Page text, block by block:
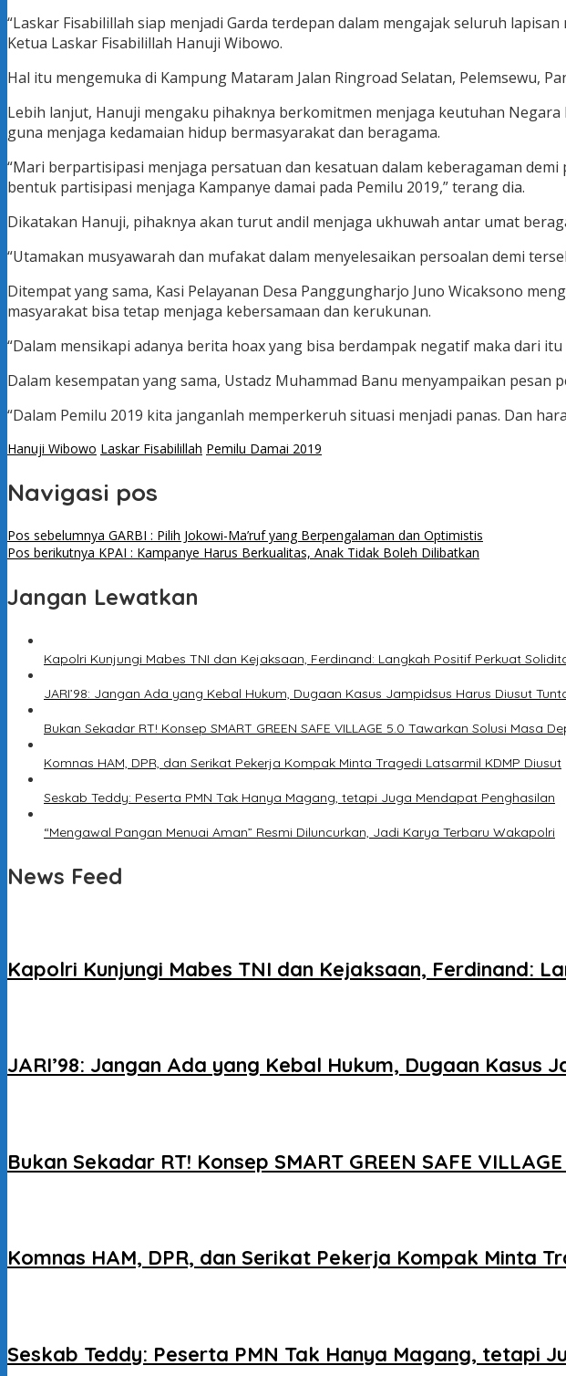
“Laskar Fisabilillah siap menjadi Garda terdepan dalam mengajak seluruh
Ketua Laskar Fisabilillah Hanuji Wibowo.
Hal itu mengemuka di Kampung Mataram Jalan Ringroad Selatan, Pelemsewu,
Lebih lanjut, Hanuji mengaku pihaknya berkomitmen menjaga keutuhan
guna menjaga kedamaian hidup bermasyarakat dan beragama.
“Mari berpartisipasi menjaga persatuan dan kesatuan dalam keberagaman
bentuk partisipasi menjaga Kampanye damai pada Pemilu 2019,” terang dia.
Dikatakan Hanuji, pihaknya akan turut andil menjaga ukhuwah antar umat
“Utamakan musyawarah dan mufakat dalam menyelesaikan persoalan demi
Ditempat yang sama, Kasi Pelayanan Desa Panggungharjo Juno Wicaksono
masyarakat bisa tetap menjaga kebersamaan dan kerukunan.
“Dalam mensikapi adanya berita hoax yang bisa berdampak negatif maka dari
Dalam kesempatan yang sama, Ustadz Muhammad Banu menyampaikan
“Dalam Pemilu 2019 kita janganlah memperkeruh situasi menjadi panas. Dan
Hanuji Wibowo Laskar Fisabilillah Pemilu Damai 2019
Navigasi pos
Pos sebelumnya GARBI : Pilih Jokowi-Ma’ruf yang Berpengalaman dan Optimistis
Pos berikutnya KPAI : Kampanye Harus Berkualitas, Anak Tidak Boleh Dilibatkan
Jangan Lewatkan
Kapolri Kunjungi Mabes TNI dan Kejaksaan, Ferdinand: Langkah Positif Perkuat
JARI’98: Jangan Ada yang Kebal Hukum, Dugaan Kasus Jampidsus Harus Diusut
Bukan Sekadar RT! Konsep SMART GREEN SAFE VILLAGE 5.0 Tawarkan Solusi Masa
Komnas HAM, DPR, dan Serikat Pekerja Kompak Minta Tragedi Latsarmil KDMP Diusut
Seskab Teddy: Peserta PMN Tak Hanya Magang, tetapi Juga Mendapat Penghasilan
“Mengawal Pangan Menuai Aman” Resmi Diluncurkan, Jadi Karya Terbaru Wakapolri
News Feed
Kapolri Kunjungi Mabes TNI dan Kejaksaan, Ferdinand:
JARI’98: Jangan Ada yang Kebal Hukum, Dugaan Kasus
Bukan Sekadar RT! Konsep SMART GREEN SAFE
Komnas HAM, DPR, dan Serikat Pekerja Kompak Minta
Seskab Teddy: Peserta PMN Tak Hanya Magang, tetapi